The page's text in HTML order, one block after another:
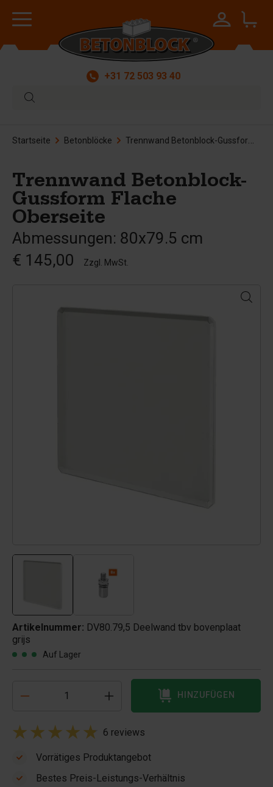
+31 72 503 93 40
Startseite Betonblöcke Trennwand Betonblock-Gussform Flache Oberseite
Trennwand Betonblock-
Gussform Flache
Oberseite
Abmessungen: 80x79.5 cm
€ 145,00
Zzgl. MwSt.
Artikelnummer: DV80.79,5 Deelwand tbv bovenplaat
grijs
Auf Lager
HINZUFÜGEN
6 reviews
Vorrätiges Produktangebot
Bestes Preis-Leistungs-Verhältnis